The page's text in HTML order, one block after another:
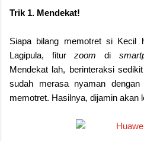
Trik 1. Mendekat!
Siapa bilang memotret si Kecil
Lagipula, fiturzoom di
Mendekat lah, berinteraksi
sudah merasa nyaman
memotret. Hasilnya, dijamin akan